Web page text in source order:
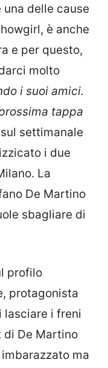
una delle cause
è anche
e per questo,
molto
i suoi amici.
tappa
settimanale
i due
La
De Martino
sbagliare di
profilo
protagonista
lasciare i freni
di De Martino
ma